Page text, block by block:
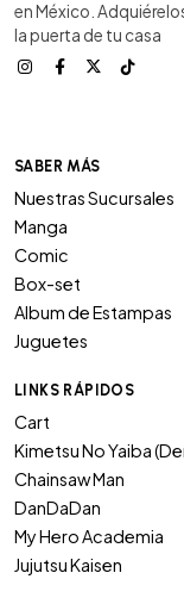
en México.
la puerta de tu casa
SABER MÁS
Nuestras Sucursales
Manga
Comic
Box-set
Album de Estampas
Juguetes
LINKS RÁPIDOS
Cart
Kimetsu No Yaiba
Chainsaw Man
DanDaDan
My Hero Academia
Jujutsu Kaisen